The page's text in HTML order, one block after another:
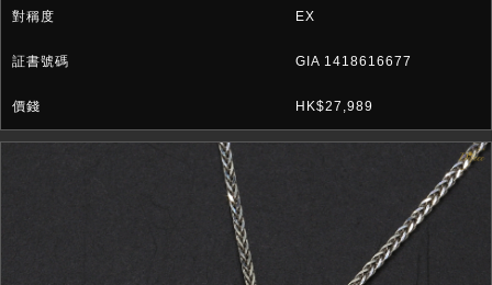
EX
GIA 1418616677
HK$27,989